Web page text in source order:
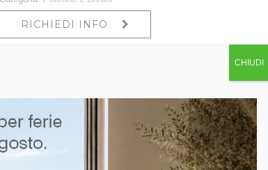
RICHIEDI INFO
CHIUDI